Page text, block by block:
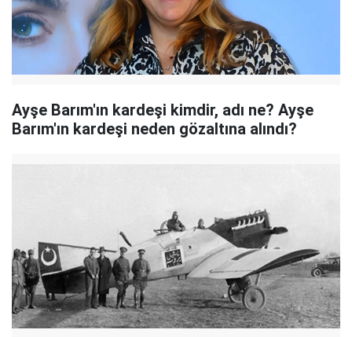
Ayşe Barım'ın kardeşi kimdir, adı ne? Ayşe
Barım'ın kardeşi neden gözaltına alındı?